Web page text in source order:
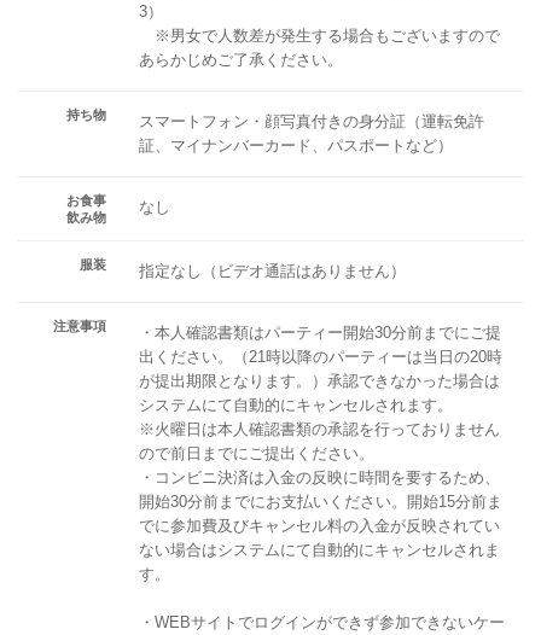
3）
※男女で人数差が発生する場合もございますので
あらかじめご了承ください。
持ち物
スマートフォン・顔写真付きの身分証（運転免許
証、マイナンバーカード、パスポートなど）
お食事
飲み物
なし
服装 指定なし（ビデオ通話はありません）
注意事項
・本人確認書類はパーティー開始30分前までにご提
出ください。（21時以降のパーティーは当日の20時
が提出期限となります。）承認できなかった場合は
システムにて自動的にキャンセルされます。
※火曜日は本人確認書類の承認を行っておりません
ので前日までにご提出ください。
・コンビニ決済は入金の反映に時間を要するため、
開始30分前までにお支払いください。開始15分前ま
でに参加費及びキャンセル料の入金が反映されてい
ない場合はシステムにて自動的にキャンセルされま
す。
・WEBサイトでログインができず参加できないケー